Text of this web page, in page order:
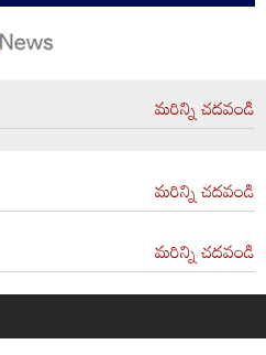
మరిన్ని చదవండి
మరిన్ని చదవండి
మరిన్ని చదవండి